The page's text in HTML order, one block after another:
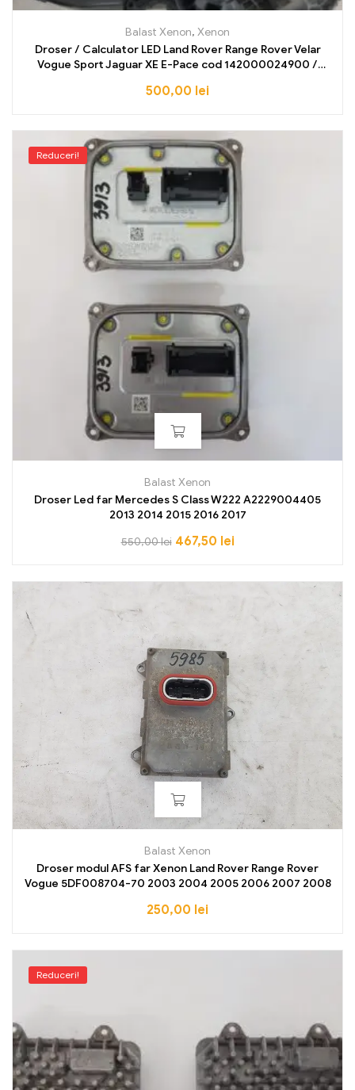
Balast Xenon, Xenon
Droser / Calculator LED Land Rover Range Rover Velar
Vogue Sport Jaguar XE E-Pace cod 142000024900 /
500,00 lei
Reduceri!
Balast Xenon
Droser Led far Mercedes S Class W222 A2229004405
2013 2014 2015 2016 2017
550,00lei 467,50 lei
Balast Xenon
Droser modul AFS far Xenon Land Rover Range Rover
Vogue 5DF008704-70 2003 2004 2005 2006 2007 2008
250,00 lei
Reduceri!